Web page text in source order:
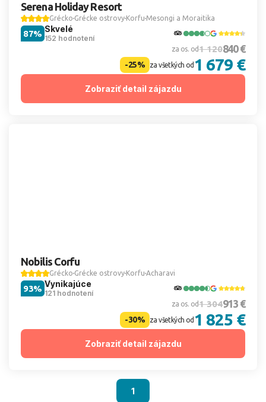
Serena Holiday Resort
Grécko Grécke ostrovy Korfu Mesongi a Moraitika
Skvelé
152 hodnotení
87%
za os. od1 120840 €
-25% za všetkých od 1 679 €
Zobraziť detail zájazdu
Nobilis Corfu
Grécko Grécke ostrovy Korfu Acharavi
Vynikajúce
121 hodnotení
93%
za os. od1 304913 €
-30% za všetkých od 1 825 €
Zobraziť detail zájazdu
1